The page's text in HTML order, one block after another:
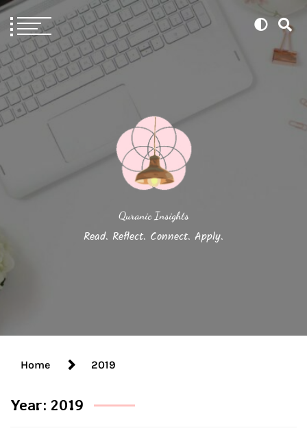
Quranic Insights
Read. Reflect. Connect. Apply.
Home 2019
Year: 2019